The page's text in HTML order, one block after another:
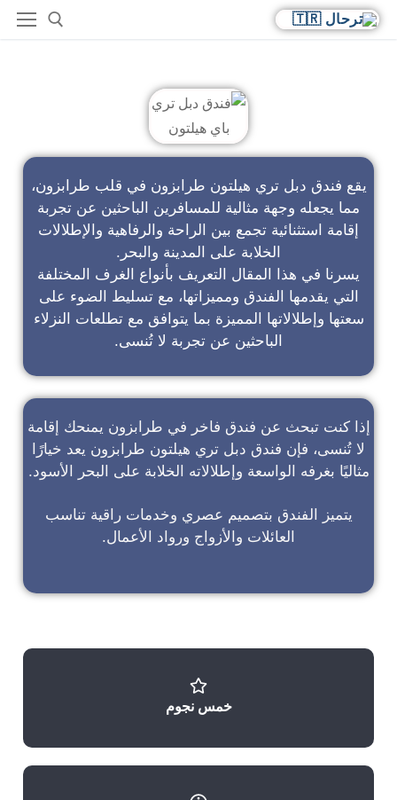
يقع فندق دبل تري هيلتون طرابزون في قلب طرابزون،
مما يجعله وجهة مثالية للمسافرين الباحثين عن تجربة
إقامة استثنائية تجمع بين الراحة والرفاهية والإطلالات
الخلابة على المدينة والبحر.
يسرنا في هذا المقال التعريف بأنواع الغرف المختلفة
التي يقدمها الفندق ومميزاتها، مع تسليط الضوء على
سعتها وإطلالاتها المميزة بما يتوافق مع تطلعات النزلاء
الباحثين عن تجربة لا تُنسى.
إذا كنت تبحث عن فندق فاخر في طرابزون يمنحك إقامة
لا تُنسى، فإن فندق دبل تري هيلتون طرابزون يعد خيارًا
مثاليًا بغرفه الواسعة وإطلالاته الخلابة على البحر الأسود.
يتميز الفندق بتصميم عصري وخدمات راقية تناسب
العائلات والأزواج ورواد الأعمال.
خمس نجوم